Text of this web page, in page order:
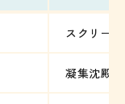
スクリー
凝集沈殿